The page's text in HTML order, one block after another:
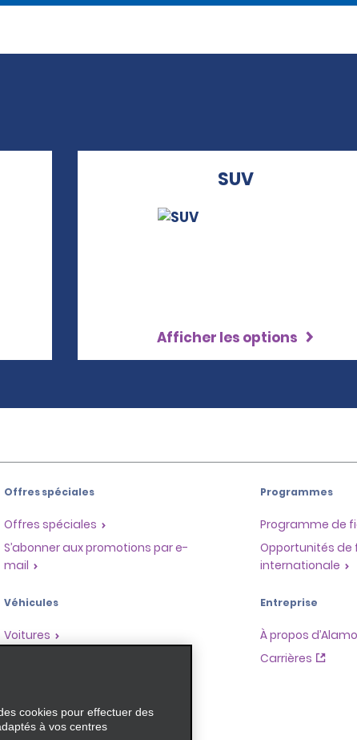
SUV
Afficher les options
Offres spéciales
Offres spéciales
S’abonner aux promotions par e-
mail
Véhicules
Voitures
Programmes
Programme de
Opportunités de
internationale
Entreprise
À propos d’Alamo
Carrières
cookies pour effectuer des
à vos centres